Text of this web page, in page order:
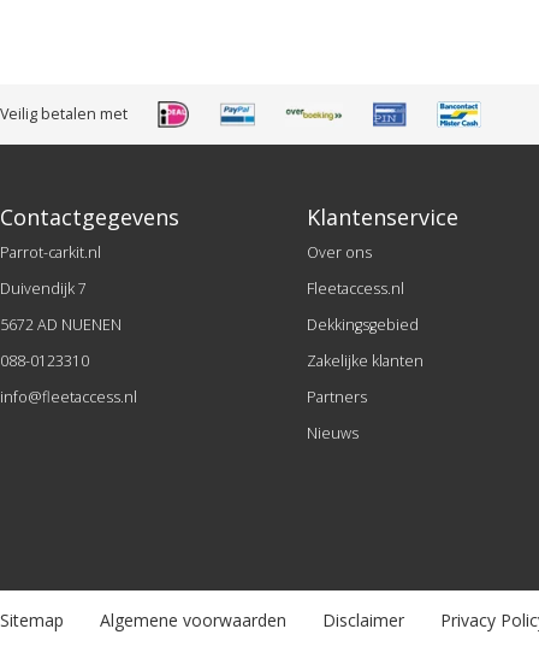
Veilig betalen met
Contactgegevens
Parrot-carkit.nl
Duivendijk 7
5672 AD NUENEN
088-0123310
info@fleetaccess.nl
Klantenservice
Over ons
Fleetaccess.nl
Dekkingsgebied
Zakelijke klanten
Partners
Nieuws
Sitemap Algemene voorwaarden Disclaimer Privacy